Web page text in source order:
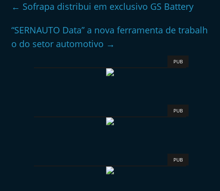
← Sofrapa distribui em exclusivo GS Battery
“SERNAUTO Data” a nova ferramenta de trabalh
o do setor automotivo →
PUB
PUB
PUB